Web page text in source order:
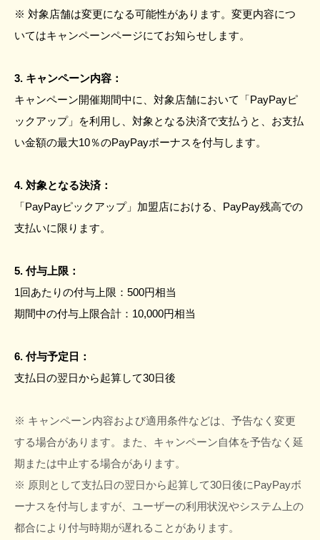
※ 対象店舗は変更になる可能性があります。変更内容につ
いてはキャンペーンページにてお知らせします。
3. キャンペーン内容：
キャンペーン開催期間中に、対象店舗において「PayPayピ
ックアップ」を利用し、対象となる決済で支払うと、お支払
い金額の最大10％のPayPayボーナスを付与します。
4. 対象となる決済：
「PayPayピックアップ」加盟店における、PayPay残高での
支払いに限ります。
5. 付与上限：
1回あたりの付与上限：500円相当
期間中の付与上限合計：10,000円相当
6. 付与予定日：
支払日の翌日から起算して30日後
※ キャンペーン内容および適用条件などは、予告なく変更
する場合があります。また、キャンペーン自体を予告なく延
期または中止する場合があります。
※ 原則として支払日の翌日から起算して30日後にPayPayボ
ーナスを付与しますが、ユーザーの利用状況やシステム上の
都合により付与時期が遅れることがあります。